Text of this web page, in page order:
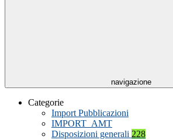
navigazione
Categorie
Import Pubblicazioni
IMPORT_AMT
Disposizioni generali 228